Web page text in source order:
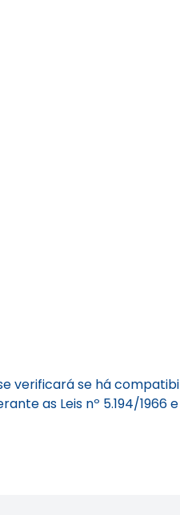
verificará se há
as Leis nº 5.194/1966 e